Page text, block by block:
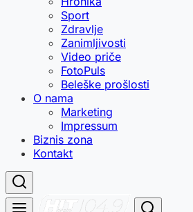
Sport
Zdravlje
Zanimljivosti
Video priče
FotoPuls
Beleške prošlosti
O nama
Marketing
Impressum
Biznis zona
Kontakt